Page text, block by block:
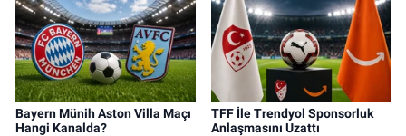
Bayern Münih Aston Villa Maçı
Hangi Kanalda?
TFF İle Trendyol Sponsorluk
Anlaşmasını Uzattı